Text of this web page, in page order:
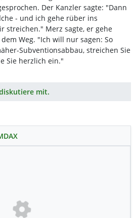
Der Kanzler sagte: "Dann
- und ich gehe rüber ins
streichen." Merz sagte, er gehe
Weg. "Ich will nur sagen: So
Subventionsabbau, streichen Sie
Sie herzlich ein."
mit.